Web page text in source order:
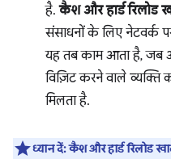
है.कैश और हार्ड रिलोड
संसाधनों के लिए नेटवर्क
यह तब काम आता है, जब
विज़िट करने वाले
मिलता है.
ध्यान दें:कैश और हार्ड रिलोड